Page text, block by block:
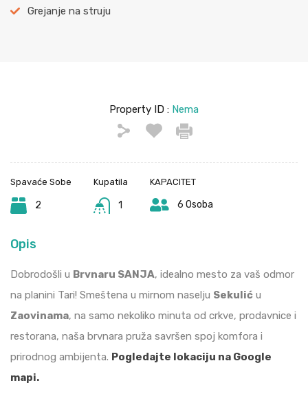
Grejanje na struju
Property ID : Nema
Spavaće Sobe
2
Kupatila
1
KAPACITET
6 Osoba
Opis
Dobrodošli u Brvnaru SANJA, idealno mesto za vaš odmor
na planini Tari! Smeštena u mirnom naselju Sekulić u
Zaovinama, na samo nekoliko minuta od crkve, prodavnice i
restorana, naša brvnara pruža savršen spoj komfora i
prirodnog ambijenta. Pogledajte lokaciju na Google
mapi.